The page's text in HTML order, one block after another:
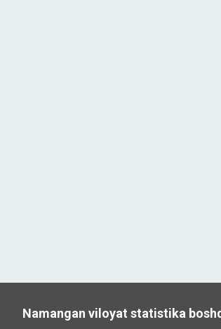
Namangan viloyat statistika